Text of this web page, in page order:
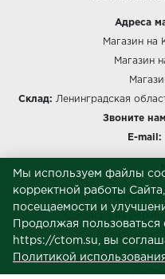
Адреса
Магазин на
Магазин
Склад: Ленинградская
Звоните
E-mail:
Политика
Согласие на
Мы используем файлы
корректной работы
посещаемости и
Продолжая пользоваться
https://ctom.su, вы
Политикой